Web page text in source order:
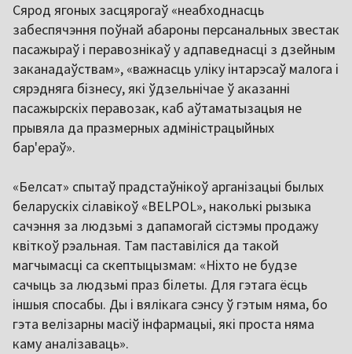
Сярод ягоных засцярогаў «неабходнасць
забеспячэння поўнай абароны персанальных звестак
пасажыраў і перавознікаў у адпаведнасці з дзейным
заканадаўствам», «важнасць уліку інтарэсаў малога і
сярэдняга бізнесу, які ўдзельнічае ў аказанні
пасажырскіх перавозак, каб аўтаматызацыя не
прывяла да празмерных адміністрацыйных
бар'ераў».
«Белсат» спытаў прадстаўнікоў арганізацыі былых
беларускіх сілавікоў «BELPOL», наколькі рызыка
сачэння за людзьмі з дапамогай сістэмы продажу
квіткоў рэальная. Там паставіліся да такой
магчымасці са скептыцызмам: «Ніхто не будзе
сачыць за людзьмі праз білеты. Для гэтага ёсць
іншыя спосабы. Ды і вялікага сэнсу ў гэтым няма, бо
гэта велізарны масіў інфармацыі, які проста няма
каму аналізаваць».